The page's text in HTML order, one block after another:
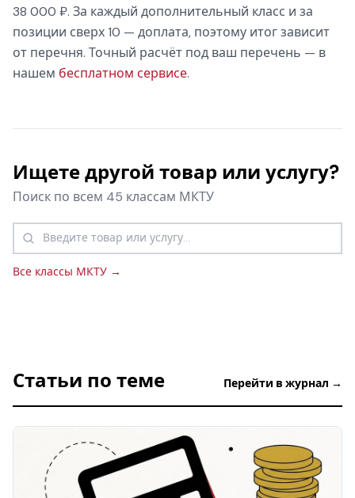
38 000 ₽. За каждый дополнительный класс и за
позиции сверх 10 — доплата, поэтому итог зависит
от перечня. Точный расчёт под ваш перечень — в
нашем бесплатном сервисе.
Ищете другой товар или услугу?
Поиск по всем 45 классам МКТУ
Все классы МКТУ →
Статьи по теме Перейти в журнал →